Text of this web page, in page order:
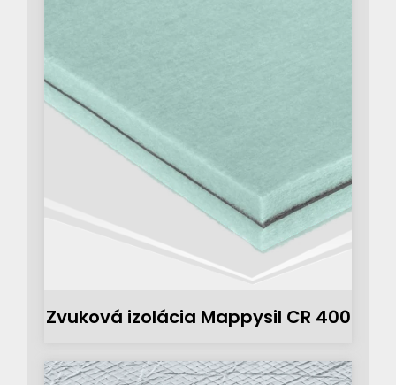
Zvuková izolácia Mappysil CR 400